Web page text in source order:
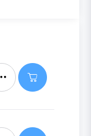
Autres actions
Ajouter le